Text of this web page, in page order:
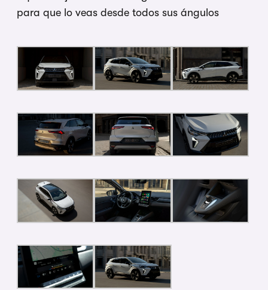
para que lo veas desde todos sus ángulos